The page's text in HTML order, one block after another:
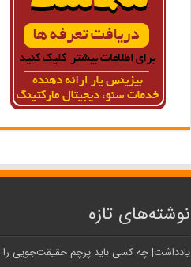
نوشته‌های تازه
یادداشت| ‌چه کسی باید پرچم حقیقت‌جویی را